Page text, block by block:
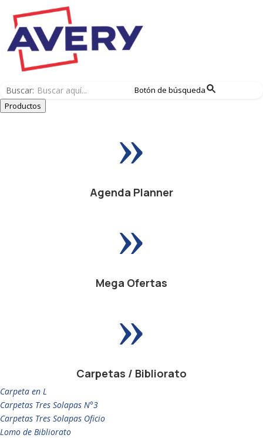
Buscar:
Botón de búsqueda
Productos
»
Agenda Planner
»
Mega Ofertas
»
Carpetas / Bibliorato
Carpeta en L
Carpetas Tres Solapas N°3
Carpetas Tres Solapas Oficio
Lomo de Bibliorato